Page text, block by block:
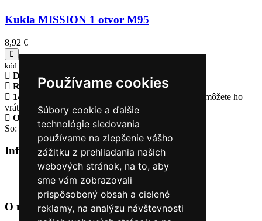
Používame cookies
Súbory cookie a ďalšie
technológie sledovania
používame na zlepšenie vášho
zážitku z prehliadania našich
webových stránok, na to, aby
sme vám zobrazovali
prispôsobený obsah a cielené
reklamy, na analýzu návštevnosti
Kukla MISSION 1 otvor M95
8,92 €
kód:10896J
Doprava zadarmo
pri objednávke nad 230€
Rýchle dodanieTovar Vám odošleme do 24 hodín
14 Dní na vrátenie tovaru
Ak Vám tovar nesadne, môžete ho
vrátiť
Otvorené celý týždeň
So: 9:00 - 12:00
Informácie+
O nás
Kontakt
O nás +